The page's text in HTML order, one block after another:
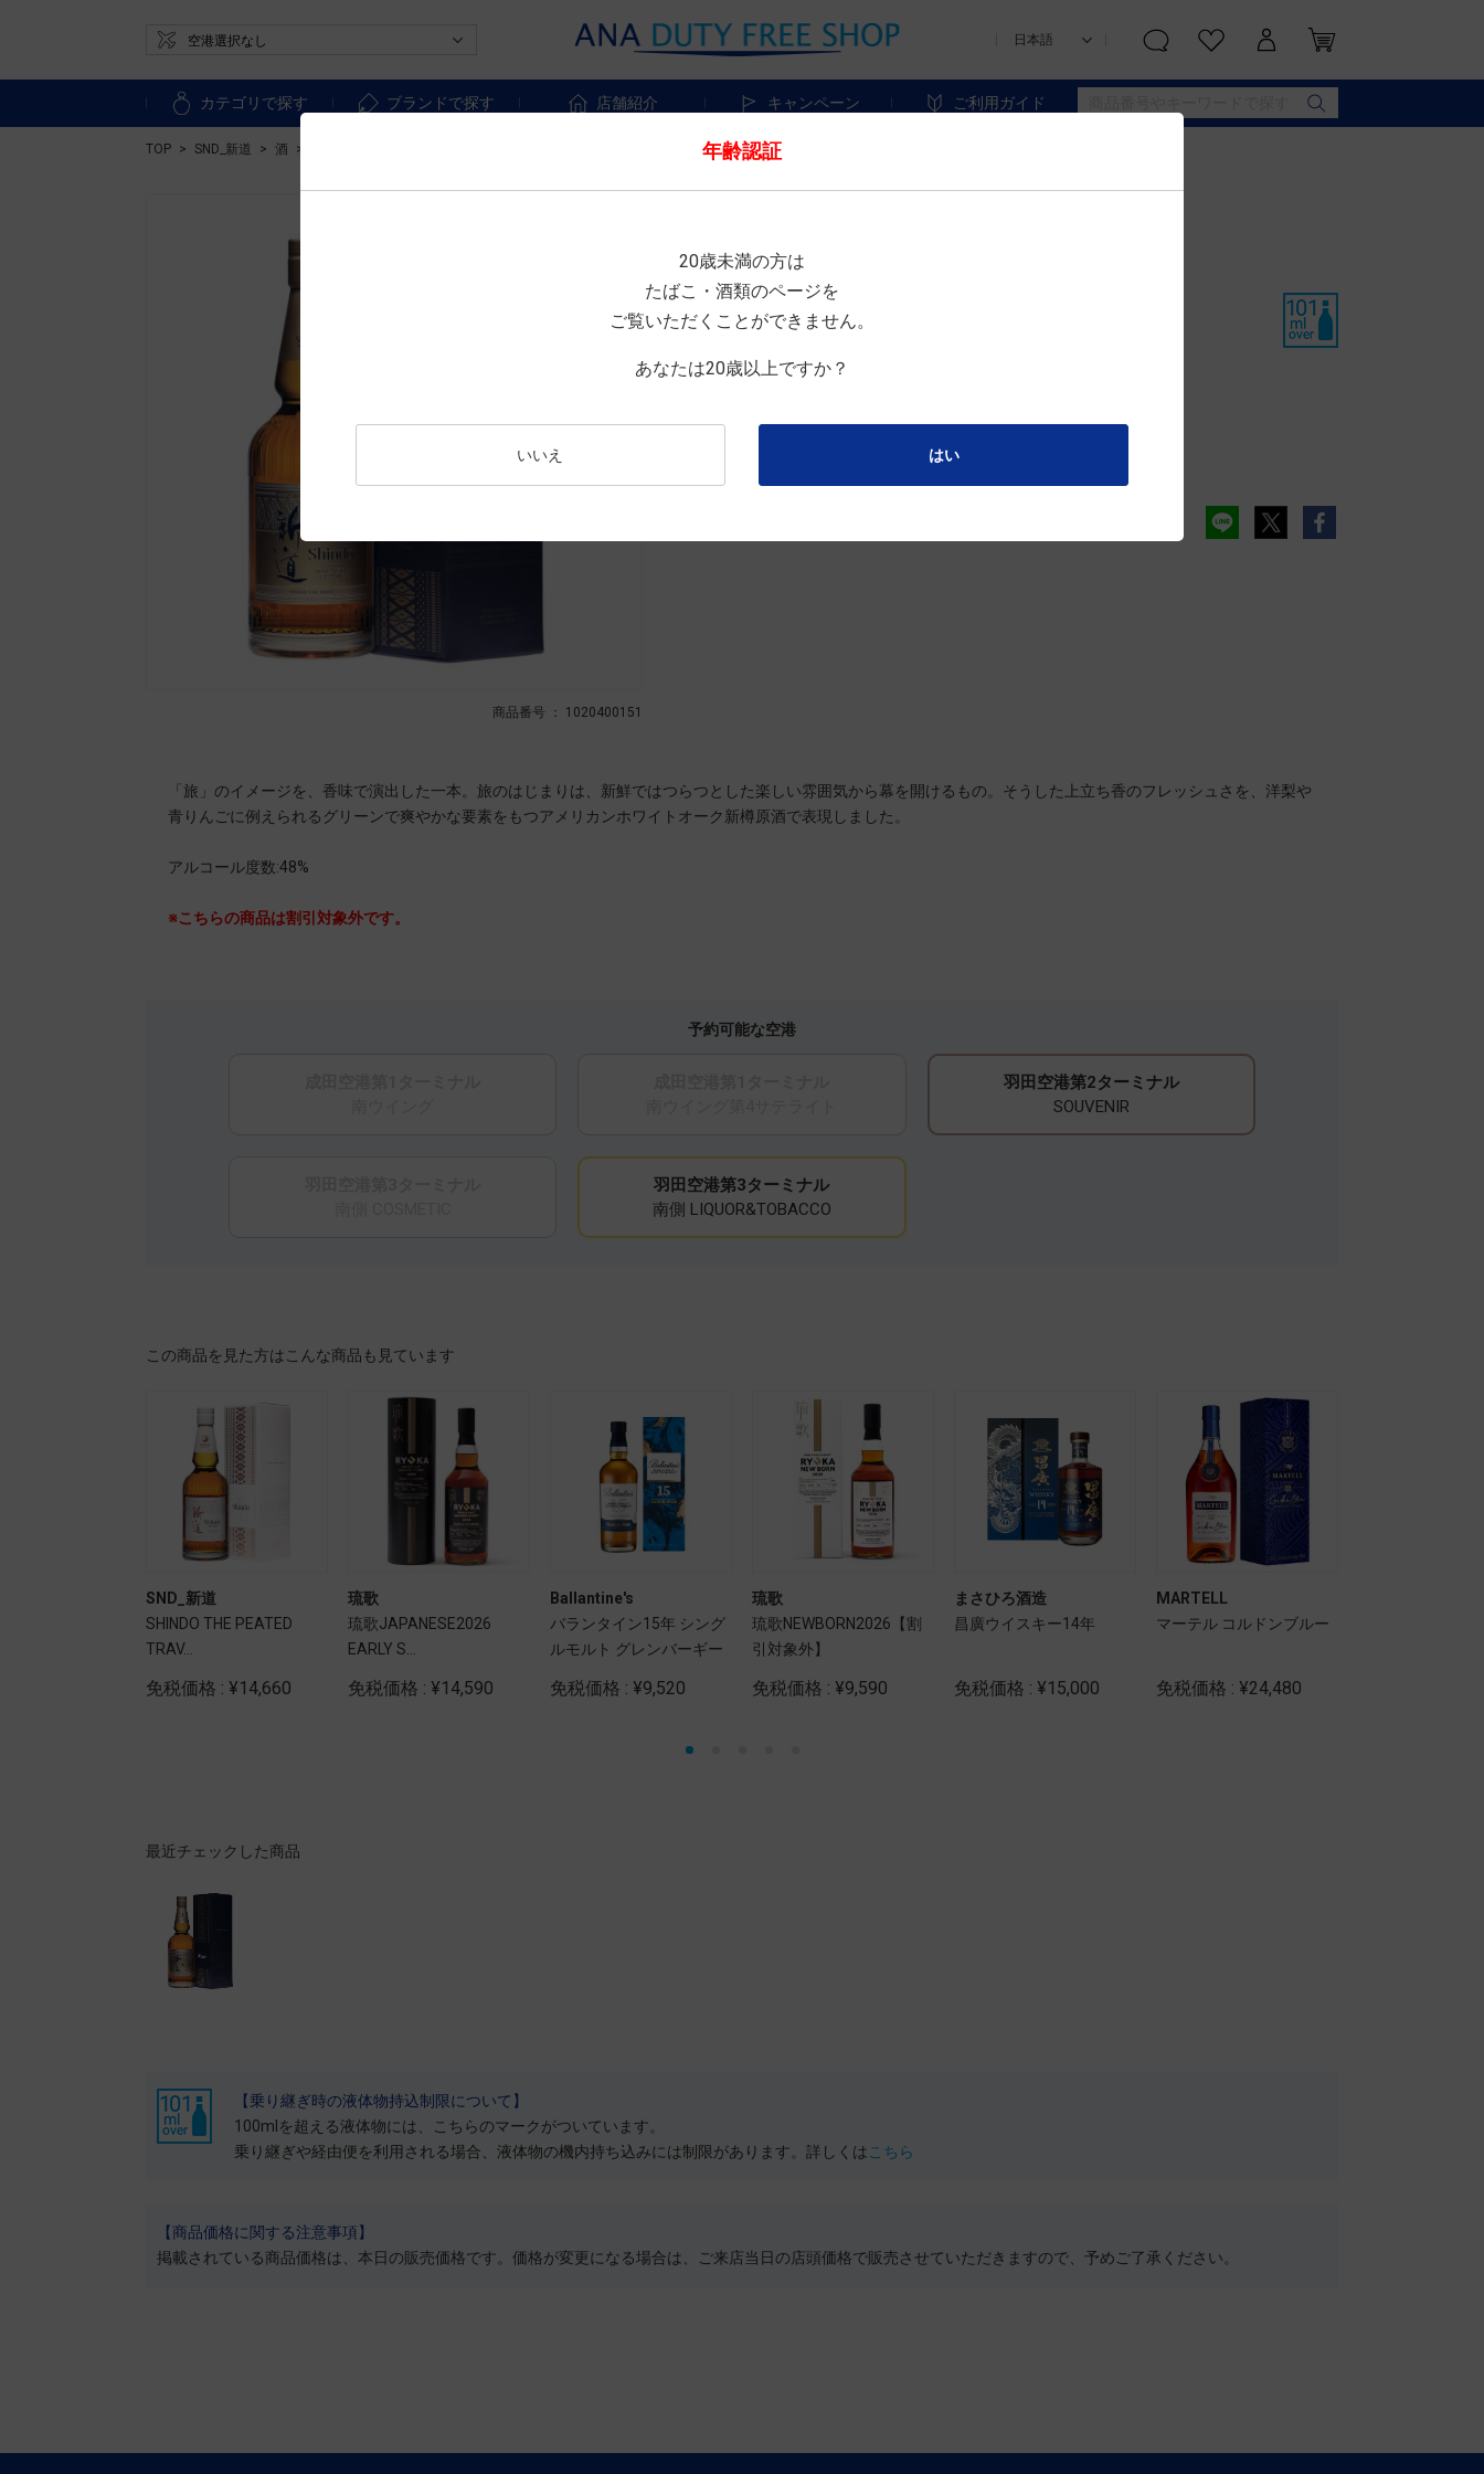
カテゴリで探す ブランドで探す 店舗紹介 キャンペーン ご利用ガイド
TOP SND_新道 酒
商品番号 ： 1020400151
SHINDO TRAVEL RETAIL EXCLUSIVE【割引対象外】
サイズ : 700mL
免税店限定
「旅」のイメージを、香味で演出した一本。旅のはじまりは、新鮮ではつらつとした楽しい雰囲気から幕を開けるもの。そうした上立ち香のフレッシュさを、洋梨や
青りんごに例えられるグリーンで爽やかな要素をもつアメリカンホワイトオーク新樽原酒で表現しました。
アルコール度数:48%
※こちらの商品は割引対象外です。
予約可能な空港
羽田空港第2ターミナル
SOUVENIR
羽田空港第3ターミナル
南側 LIQUOR&TOBACCO
この商品を見た方はこんな商品も見ています
SND_新道
SHINDO THE PEATED
TRAV...
免税価格 : ¥14,660
琉歌
琉歌JAPANESE2026
EARLY S...
免税価格 : ¥14,590
Ballantine's
バランタイン15年 シング
ルモルト グレンバーギー
免税価格 : ¥9,520
琉歌
琉歌NEWBORN2026【割
引対象外】
免税価格 : ¥9,590
まさひろ酒造
昌廣ウイスキー14年
免税価格 : ¥15,000
MARTELL
マーテル コルドンブルー
免税価格 : ¥24,480
最近チェックした商品
【乗り継ぎ時の液体物持込制限について】
100mlを超える液体物には、こちらのマークがついています。
乗り継ぎや経由便を利用される場合、液体物の機内持ち込みには制限があります。詳しくは こちら
【商品価格に関する注意事項】
掲載されている商品価格は、本日の販売価格です。価格が変更になる場合は、ご来店当日の店頭価格で販売させていただきますので、予めご了承ください。
年齢認証
20歳未満の方は
たばこ・酒類のページを
ご覧いただくことができません。
あなたは20歳以上ですか？
いいえ